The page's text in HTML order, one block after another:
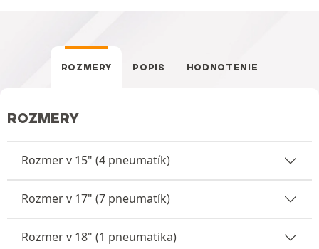
ROZMERY POPIS HODNOTENIE
ROZMERY
Rozmer v 15" (4 pneumatík)
Rozmer v 17" (7 pneumatík)
Rozmer v 18" (1 pneumatika)